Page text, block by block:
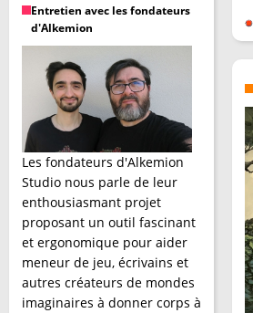
Entretien avec les fondateurs
d'Alkemion
Les fondateurs d'Alkemion
Studio nous parle de leur
enthousiasmant projet
proposant un outil fascinant
et ergonomique pour aider
meneur de jeu, écrivains et
autres créateurs de mondes
imaginaires à donner corps à